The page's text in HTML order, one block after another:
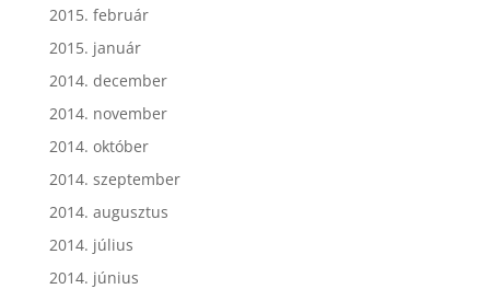
2015. február
2015. január
2014. december
2014. november
2014. október
2014. szeptember
2014. augusztus
2014. július
2014. június